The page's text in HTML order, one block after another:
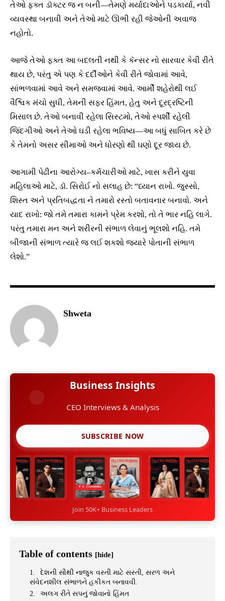
તેઓ ફક્ત ડૉક્ટર જ ન બની—તેમણે મર્યાદાઓને પડકાર્યા, નવી
વ્યવસ્થા બનાવી અને તેઓ માટે ઊભી રહી જેઓની અવાજ
નહોતો.
આજે તેઓ ફક્ત આ બદલતી નથી કે કૅન્સર નો સારવાર કેવી રીતે
થાય છે, પરંતુ એ પણ કે દર્દીઓને કેવી રીતે જોવામાં આવે,
સાંભળવામાં આવે અને સમજવામાં આવે. આર્મી શહેરોથી લઈ
વૈશ્વિક મંચો સુધી, તેમની સફર હિંમત, હેતુ અને દૂરદ્રષ્ટિની
મિસાલ છે. તેઓ બનાવી રહેલા સિસ્ટમો, તેઓ સ્પર્શી રહેલી
જિંદગીઓ અને તેઓ ઘડી રહેલા ભવિષ્ય—આ બધું સાબિત કરે છે
કે તેમનો અસર સીમાઓ અને ધોરણો થી ઘણો દૂર જાય છે.
આગામી પેઢીના આરોગ્ય–કર્મચારીઓ માટે, ખાસ કરીને યુવા
મહિલાઓ માટે, ડૉ. સિરોઈ નો સલાહ છે: “ધ્યાન રાખો. જુસ્સો,
શિસ્ત અને પ્રતિબદ્ધતા ને તમારો રસ્તો બતાવનાર બનાવો. અને
યાદ રાખો: જો તમે તમારા કામને પ્રેમ કરશો, તો તે ભાર નહિ લાગે.
પરંતુ તમારા મન અને શરીરની સંભાળ લેવાનું ભૂલશો નહિ. તમે
બીજાની સંભાળ ત્યારે જ લઈ શકશો જ્યારે પોતાની સંભાળ
લેશો.”
Shweta
Business Insights
CEO Interviews & Analysis
SUBSCRIBE NOW
Join 50K+ Business Leaders
Table of contents [hide]
દેશની સૌથી નાજુક વસ્તી માટે સસ્તી, સરળ અને
સંવેદનશીલ સંભાળને હકીકત બનાવવી.
અલગ રીતે સપનું જોવાનો હિંમત